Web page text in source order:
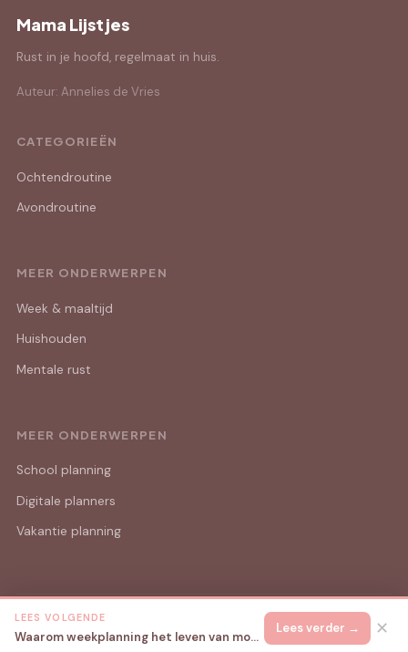
Mama Lijstjes
Rust in je hoofd, regelmaat in huis.
Auteur: Annelies de Vries
CATEGORIEËN
Ochtendroutine
Avondroutine
MEER ONDERWERPEN
Week & maaltijd
Huishouden
Mentale rust
MEER ONDERWERPEN
School planning
Digitale planners
Vakantie planning
© 2026 Mama Lijstjes Alle rechten voorbehouden.
LEES VOLGENDE
Waarom weekplanning het leven van moeders met jonge kinderen zoveel rustiger maakt
Lees verder → ✕